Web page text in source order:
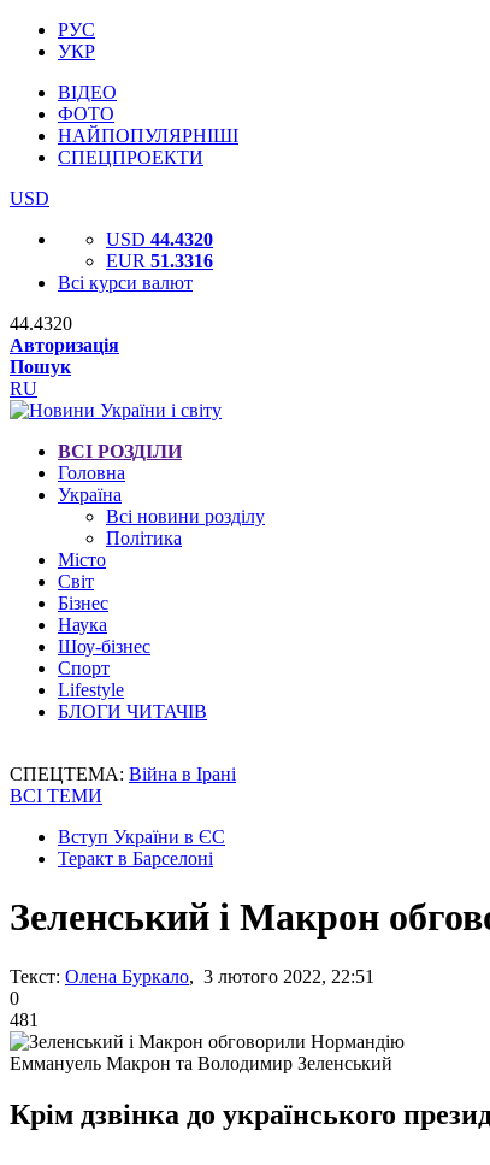
РУС
УКР
ВІДЕО
ФОТО
НАЙПОПУЛЯРНІШІ
СПЕЦПРОЕКТИ
USD
USD 44.4320
EUR 51.3316
Всі курси валют
44.4320
Авторизація
Пошук
RU
ВСІ РОЗДІЛИ
Головна
Україна
Всі новини розділу
Політика
Місто
Світ
Бізнес
Наука
Шоу-бізнес
Спорт
Lifestyle
БЛОГИ ЧИТАЧІВ
СПЕЦТЕМА: Війна в Ірані
ВСІ ТЕМИ
Вступ України в ЄС
Теракт в Барселоні
Зеленський і Макрон
Текст: Олена Буркало, 3 лютого 2022, 22:51
0
481
Еммануель Макрон та Володимир Зеленський
Крім дзвінка до українського